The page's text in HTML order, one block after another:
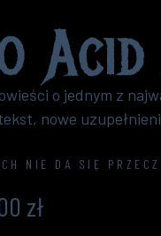
o jednym z
nowe
NIE DA SIĘ
zł